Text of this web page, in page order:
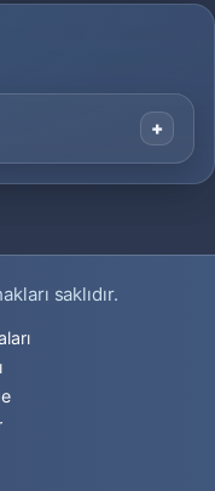
saklıdır.